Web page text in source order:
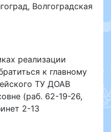
Волгоградская
реализации
к главному
ТУ ДОАВ
(раб. 62-19-26,
2-13